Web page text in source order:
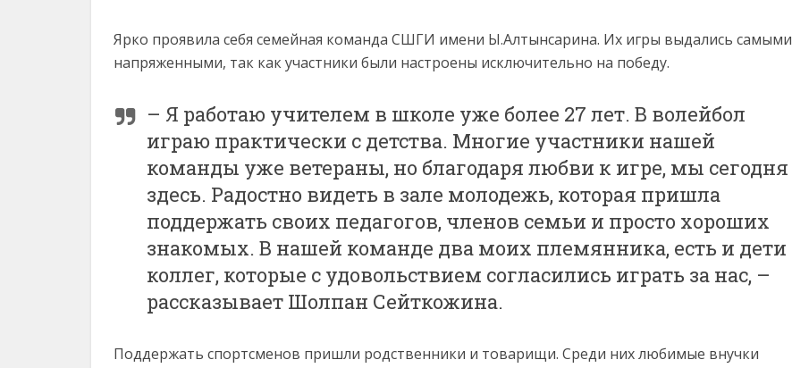
Ярко проявила себя семейная команда СШГИ имени Ы.Алтынсарина. Их игры выдались самыми
напряженными, так как участники были настроены исключительно на победу.
– Я работаю учителем в школе уже более 27 лет. В волейбол
играю практически с детства. Многие участники нашей
команды уже ветераны, но благодаря любви к игре, мы сегодня
здесь. Радостно видеть в зале молодежь, которая пришла
поддержать своих педагогов, членов семьи и просто хороших
знакомых. В нашей команде два моих племянника, есть и дети
коллег, которые с удовольствием согласились играть за нас, –
рассказывает Шолпан Сейткожина.
Поддержать спортсменов пришли родственники и товарищи. Среди них любимые внучки